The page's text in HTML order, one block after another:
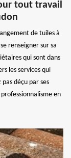
tout travail
de tuiles à
renseigner sur sa
qui sont dans
les services qui
déçu par ses
en